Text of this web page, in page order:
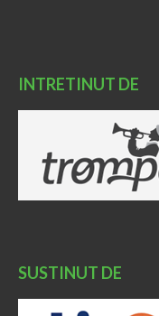
INTRETINUT DE
SUSTINUT DE